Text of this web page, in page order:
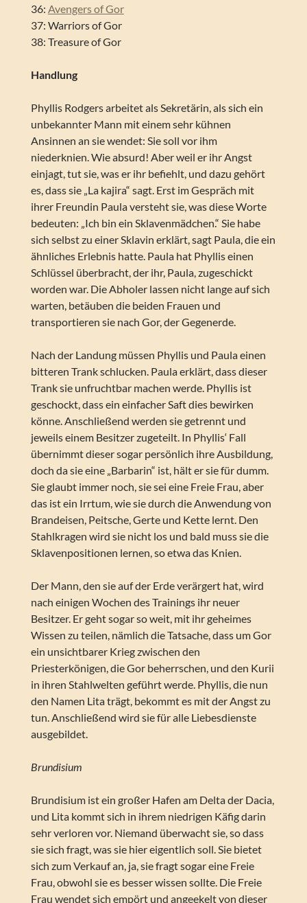
36: Avengers of Gor
37: Warriors of Gor
38: Treasure of Gor
Handlung
Phyllis Rodgers arbeitet als Sekretärin, als sich ein
unbekannter Mann mit einem sehr kühnen
Ansinnen an sie wendet: Sie soll vor ihm
niederknien. Wie absurd! Aber weil er ihr Angst
einjagt, tut sie, was er ihr befiehlt, und dazu gehört
es, dass sie „La kajira“ sagt. Erst im Gespräch mit
ihrer Freundin Paula versteht sie, was diese Worte
bedeuten: „Ich bin ein Sklavenmädchen.“ Sie habe
sich selbst zu einer Sklavin erklärt, sagt Paula, die ein
ähnliches Erlebnis hatte. Paula hat Phyllis einen
Schlüssel überbracht, der ihr, Paula, zugeschickt
worden war. Die Abholer lassen nicht lange auf sich
warten, betäuben die beiden Frauen und
transportieren sie nach Gor, der Gegenerde.
Nach der Landung müssen Phyllis und Paula einen
bitteren Trank schlucken. Paula erklärt, dass dieser
Trank sie unfruchtbar machen werde. Phyllis ist
geschockt, dass ein einfacher Saft dies bewirken
könne. Anschließend werden sie getrennt und
jeweils einem Besitzer zugeteilt. In Phyllis‘ Fall
übernimmt dieser sogar persönlich ihre Ausbildung,
doch da sie eine „Barbarin“ ist, hält er sie für dumm.
Sie glaubt immer noch, sie sei eine Freie Frau, aber
das ist ein Irrtum, wie sie durch die Anwendung von
Brandeisen, Peitsche, Gerte und Kette lernt. Den
Stahlkragen wird sie nicht los und bald muss sie die
Sklavenpositionen lernen, so etwa das Knien.
Der Mann, den sie auf der Erde verärgert hat, wird
nach einigen Wochen des Trainings ihr neuer
Besitzer. Er geht sogar so weit, mit ihr geheimes
Wissen zu teilen, nämlich die Tatsache, dass um Gor
ein unsichtbarer Krieg zwischen den
Priesterkönigen, die Gor beherrschen, und den Kurii
in ihren Stahlwelten geführt werde. Phyllis, die nun
den Namen Lita trägt, bekommt es mit der Angst zu
tun. Anschließend wird sie für alle Liebesdienste
ausgebildet.
Brundisium
Brundisium ist ein großer Hafen am Delta der Dacia,
und Lita kommt sich in ihrem niedrigen Käfig darin
sehr verloren vor. Niemand überwacht sie, so dass
sie sich fragt, was sie hier eigentlich soll. Sie bietet
sich zum Verkauf an, ja, sie fragt sogar eine Freie
Frau, obwohl sie es besser wissen sollte. Die Freie
Frau wendet sich empört und angeekelt von dieser